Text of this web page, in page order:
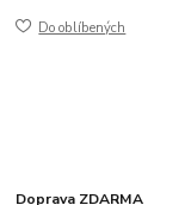
Do oblíbených
Doprava ZDARMA